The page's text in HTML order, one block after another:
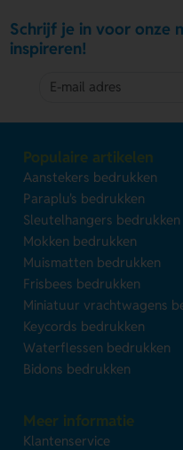
Schrijf je in voor onze
inspireren!
Populaire artikelen
Aanstekers bedrukken
Paraplu's bedrukken
Sleutelhangers bedrukken
Mokken bedrukken
Muismatten bedrukken
Frisbees bedrukken
Miniatuur vrachtwagens
Keycords bedrukken
Waterflessen bedrukken
Bidons bedrukken
Meer informatie
Klantenservice